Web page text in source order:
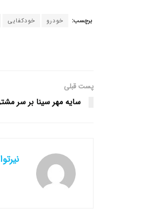
برچسب: خودرو خودکفایی
پست قبلی
سایه مهر سینا بر سر
نیرتوا